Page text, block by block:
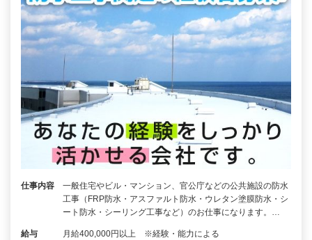
仕事内容
一般住宅やビル・マンション、官公庁などの公共施設の防水
工事（FRP防水・アスファルト防水・ウレタン塗膜防水・シ
ート防水・シーリング工事など）のお仕事になります。…
給与 月給400,000円以上 ※経験・能力による